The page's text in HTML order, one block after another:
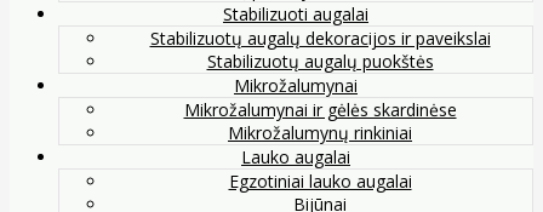
Stabilizuoti augalai
Stabilizuotų augalų dekoracijos ir paveikslai
Stabilizuotų augalų puokštės
Mikrožalumynai
Mikrožalumynai ir gėlės skardinėse
Mikrožalumynų rinkiniai
Lauko augalai
Egzotiniai lauko augalai
Bijūnai